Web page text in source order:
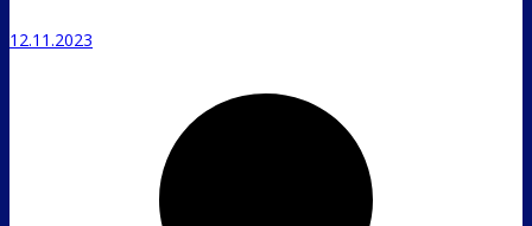
12.11.2023